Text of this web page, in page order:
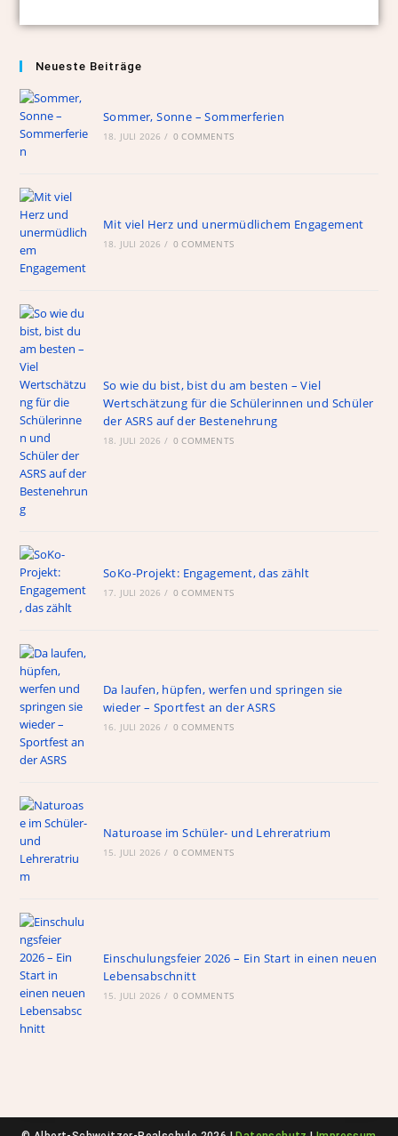
Neueste Beiträge
Sommer, Sonne – Sommerferien
18. JULI 2026 / 0 COMMENTS
Mit viel Herz und unermüdlichem Engagement
18. JULI 2026 / 0 COMMENTS
So wie du bist, bist du am besten – Viel
Wertschätzung für die Schülerinnen und Schüler
der ASRS auf der Bestenehrung
18. JULI 2026 / 0 COMMENTS
SoKo-Projekt: Engagement, das zählt
17. JULI 2026 / 0 COMMENTS
Da laufen, hüpfen, werfen und springen sie
wieder – Sportfest an der ASRS
16. JULI 2026 / 0 COMMENTS
Naturoase im Schüler- und Lehreratrium
15. JULI 2026 / 0 COMMENTS
Einschulungsfeier 2026 – Ein Start in einen neuen
Lebensabschnitt
15. JULI 2026 / 0 COMMENTS